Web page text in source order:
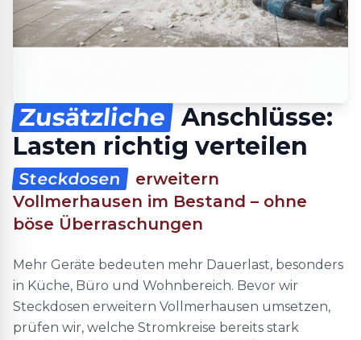
Zusätzliche Anschlüsse:
Lasten richtig verteilen
Steckdosen
erweitern
Vollmerhausen im Bestand – ohne
böse Überraschungen
Mehr Geräte bedeuten mehr Dauerlast, besonders
in Küche, Büro und Wohnbereich. Bevor wir
Steckdosen erweitern Vollmerhausen umsetzen,
prüfen wir, welche Stromkreise bereits stark